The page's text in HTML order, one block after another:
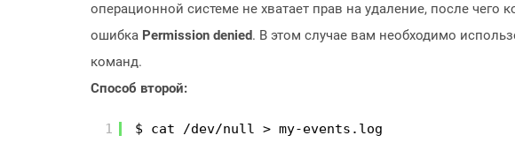
операционной системе не хватает прав на удаление, после
ошибка Permission denied. В этом случае вам необходимо
команд.
Способ второй:
1 $ cat /dev/null > my-events.log